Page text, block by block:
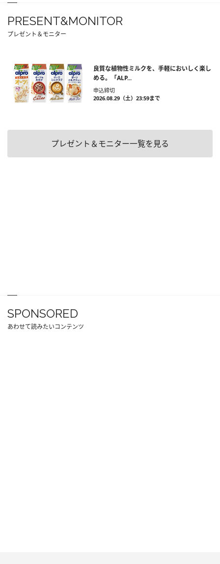
PRESENT&MONITOR
プレゼント＆モニター
良質な植物性ミルクを、手軽においしく楽し
める。「ALP...
申込締切
2026.08.29（土）23:59まで
プレゼント＆モニター一覧を見る
SPONSORED
あわせて読みたいコンテンツ